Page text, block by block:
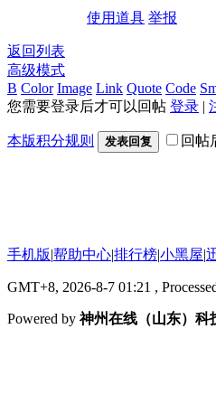
使用道具 举报
返回列表
高级模式
B Color Image Link Quote Code
您需要登录后才可以回帖 登录 |
本版积分规则 发表回复 回帖
手机版|帮助中心|排行榜|小黑屋|
GMT+8, 2026-8-7 01:21 ,
Powered by神州在线（山东）科